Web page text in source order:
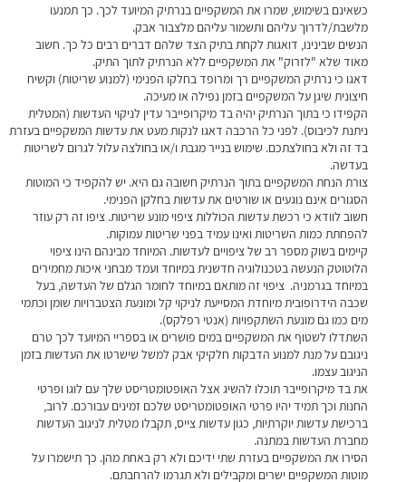
כשאינם בשימוש, שמרו את המשקפיים בנרתיק המיועד לכך. כך תמנעו
מלשבת/לדרוך עליהם ותשמור עליהם מלצבור אבק.
הנשים שבינינו, דואגות לקחת בתיק הצד שלהם דברים רבים כל כך. חשוב
מאוד שלא "לזרוק" את המשקפיים ללא הנרתיק לתוך התיק.
דאגו כי נרתיק המשקפיים רך ומרופד בחלקו הפנימי (למנוע שריטות) וקשיח
חיצונית שיגן על המשקפיים בזמן נפילה או מעיכה.
הקפידו כי בתוך הנרתיק יהיה בד מיקרופייבר עדין לניקוי העדשות (המטלית
ניתנת לכיבוס). לפני כל הרכבה דאגו לנקות מעט את עדשות המשקפיים בעזרת
בד זה ולא בחולצתכם. שימוש בנייר מגבת ו/או בחולצה עלול לגרום לשריטות
בעדשה.
צורת הנחת המשקפיים בתוך הנרתיק חשובה גם היא. יש להקפיד כי המוטות
הסגורים אינם נוגעים או שורטים את עדשות בחלקן הפנימי.
חשוב לוודא כי רכשת עדשות הכוללות ציפוי מונע שריטות. ציפו זה רק עוזר
להפחתת כמות השריטות ואינו עמיד בפני שריטות עמוקות.
קיימים בשוק מספר רב של ציפויים לעדשות. המיוחד מבינהם הינו ציפוי
הלוטוטק הנעשה בטכנולוגיה חדשנית במיוחד ועמד מבחני איכות מחמירים
במיוחד בגרמניה. ציפוי זה מותאם במיוחד לחומר הגלם של העדשה, בעל
שכבה הידרופובית מיוחדת המסייעת לניקוי קל ומונעת הצטברויות שומן וכתמי
מים כמו גם מונעת השתקפויות (אנטי רפלקס).
השתדלו לשטוף את המשקפיים במים פושרים או בספריי המיועד לכך טרם
ניגובם על מנת למנוע הדבקות חלקיקי אבק למשל שישרטו את העדשות בזמן
הניגוב עצמו.
את בד מיקרופייבר תוכלו להשיג אצל האופטומטריסט שלך עם לוגו ופרטי
החנות וכך תמיד יהיו פרטי האופטומטריסט שלכם זמינים עבורכם. לרוב,
ברכישת עדשות יוקרתיות, כגון עדשות צייס, תקבלו מטלית לניגוב העדשות
מחברת העדשות במתנה.
הסירו את המשקפיים בעזרת שתי ידיכם ולא רק באחת מהן. כך תישמרו על
מוטות המשקפיים ישרים ומקבילים ולא תגרמו להרחבתם.